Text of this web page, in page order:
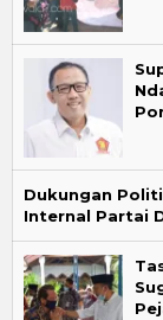
Dukungan
Internal Partai